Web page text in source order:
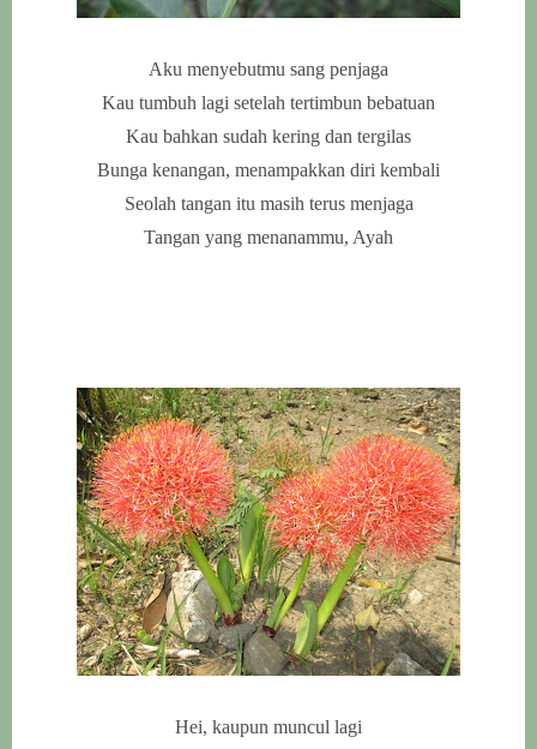
Aku menyebutmu sang penjaga
Kau tumbuh lagi setelah tertimbun bebatuan
Kau bahkan sudah kering dan tergilas
Bunga kenangan, menampakkan diri kembali
Seolah tangan itu masih terus menjaga
Tangan yang menanammu, Ayah
Hei, kaupun muncul lagi